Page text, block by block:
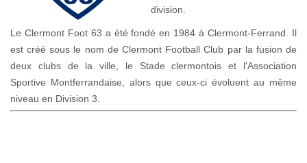
division.
Le Clermont Foot 63 a été fondé en 1984 à Clermont-Ferrand. Il
est créé sous le nom de Clermont Football Club par la fusion de
deux clubs de la ville, le Stade clermontois et l'Association
Sportive Montferrandaise, alors que ceux-ci évoluent au même
niveau en Division 3.